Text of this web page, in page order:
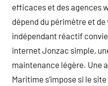
efficaces et des agences
dépend du périmètre et
indépendant réactif
internet Jonzac simple,
maintenance légère. Une
Maritime s’impose si le